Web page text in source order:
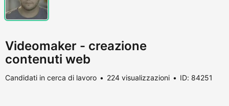
Videomaker - creazione
contenuti web
Candidati in cerca di lavoro 224 visualizzazioni ID: 84251